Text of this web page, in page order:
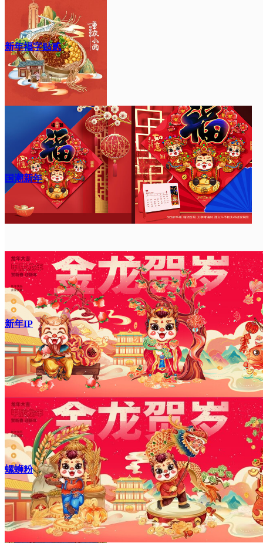
新年福字贴贰
国潮新年
新年IP
螺蛳粉